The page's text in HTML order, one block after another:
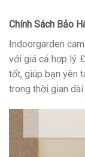
Chính Sách Bảo
Indoorgarden
với giá cả hợp lý.
tốt, giúp bạn yên
trong thời gian dài.